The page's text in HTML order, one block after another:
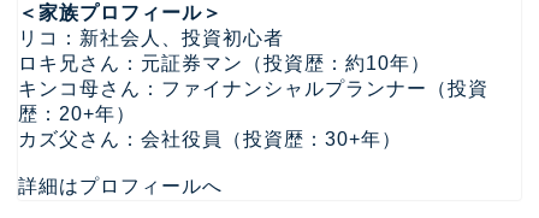
＜家族プロフィール＞
リコ：新社会人、投資初心者
ロキ兄さん：元証券マン（投資歴：約10年）
キンコ母さん：ファイナンシャルプランナー（投資
歴：20+年）
カズ父さん：会社役員（投資歴：30+年）
詳細はプロフィールへ